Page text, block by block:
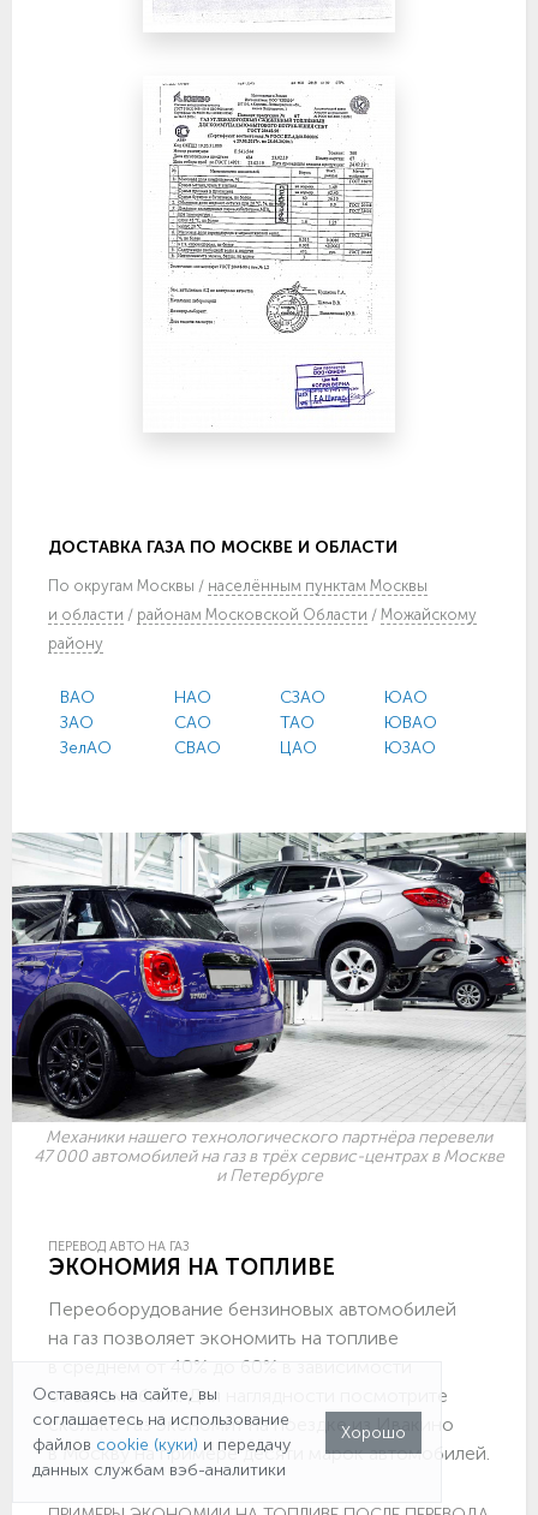
ДОСТАВКА ГАЗА ПО МОСКВЕ И ОБЛАСТИ
По округам Москвы / населённым пунктам Москвы
и области / районам Московской Области / Можайскому
району
ВАО
ЗАО
ЗелАО
НАО
САО
СВАО
СЗАО
ТАО
ЦАО
ЮАО
ЮВАО
ЮЗАО
Механики нашего технологического партнёра перевели
47 000 автомобилей на газ в трёх сервис-центрах в Москве
и Петербурге
ПЕРЕВОД АВТО НА ГАЗ
ЭКОНОМИЯ НА ТОПЛИВЕ
Переоборудование бензиновых автомобилей
на газ позволяет экономить на топливе
в среднем от 40% до 60% в зависимости
от автомобиля. Для наглядности посмотрите
сколько газ экономит на поездке из Ивакино
в Москву на примере десяти марок автомобилей.
Оставаясь на сайте, вы
соглашаетесь на использование
файлов cookie (куки) и передачу
данных службам вэб-аналитики
Хорошо